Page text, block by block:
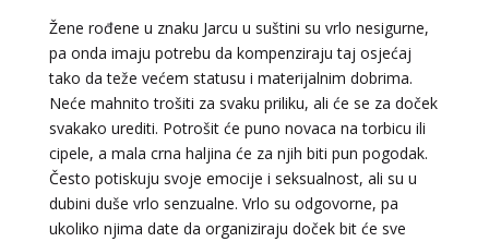
Žene rođene u znaku Jarcu u suštini su vrlo nesigurne,
pa onda imaju potrebu da kompenziraju taj osjećaj
tako da teže većem statusu i materijalnim dobrima.
Neće mahnito trošiti za svaku priliku, ali će se za doček
svakako urediti. Potrošit će puno novaca na torbicu ili
cipele, a mala crna haljina će za njih biti pun pogodak.
Često potiskuju svoje emocije i seksualnost, ali su u
dubini duše vrlo senzualne. Vrlo su odgovorne, pa
ukoliko njima date da organiziraju doček bit će sve
DI (DIJANA)/ Kod 67
Tarot savjetnik je slobodan
TEHNIKE:astrologija, numerlogija, tarot
Broj tel: 064/600-600
tel:0,93€ - mob:1,12€ min